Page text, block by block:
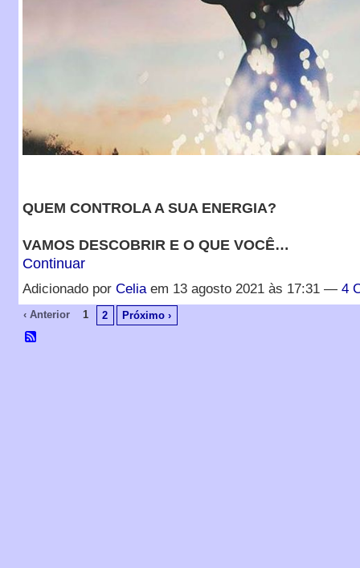
QUEM CONTROLA A SUA ENERGIA?
VAMOS DESCOBRIR E O QUE VOCÊ…
Continuar
Adicionado por Celiaem 13 agosto 2021 às 17:31 — 4
‹ Anterior 1 2 Próximo ›